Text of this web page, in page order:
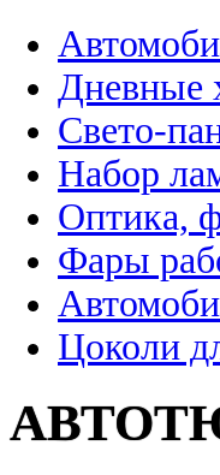
Дневные
Свето-
Набор
Оптика,
Фары
Цоколи